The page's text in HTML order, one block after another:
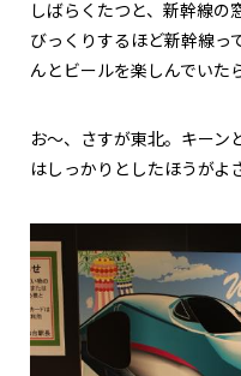
しばらくたつと、新幹線の
びっくりするほど新幹線っ
んとビールを楽しんでいた
お～、さすが東北。キーン
はしっかりとしたほうがよ